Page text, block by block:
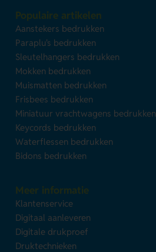
Populaire artikelen
Aanstekers bedrukken
Paraplu's bedrukken
Sleutelhangers bedrukken
Mokken bedrukken
Muismatten bedrukken
Frisbees bedrukken
Miniatuur vrachtwagens bedrukken
Keycords bedrukken
Waterflessen bedrukken
Bidons bedrukken
Meer informatie
Klantenservice
Digitaal aanleveren
Digitale drukproef
Druktechnieken